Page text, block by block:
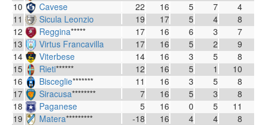
10
Cavese 22 16 5 7
4
11
Sicula Leonzio 19 17 5 4
8
12
Reggina***** 17 16 6 3
7
13
Virtus Francavilla 17 16 5 2
9
14
Viterbese 14 16 3 5
8
15
Rieti****** 12 16 5 1
10
16
Bisceglie******* 11 16 3 5
8
17
Siracusa******** 7 16 5 3
8
18
Paganese 5 16 0 5
11
19
Matera********* -18 16 4 4
8